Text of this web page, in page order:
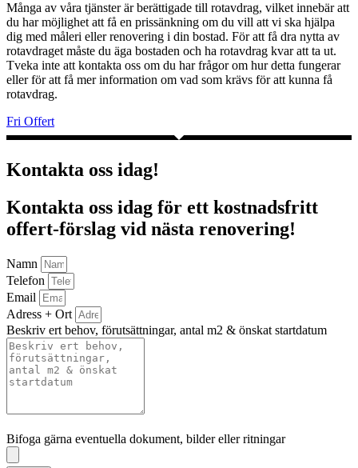
Många av våra tjänster är berättigade till rotavdrag, vilket innebär att
du har möjlighet att få en prissänkning om du vill att vi ska hjälpa
dig med måleri eller renovering i din bostad. För att få dra nytta av
rotavdraget måste du äga bostaden och ha rotavdrag kvar att ta ut.
Tveka inte att kontakta oss om du har frågor om hur detta fungerar
eller för att få mer information om vad som krävs för att kunna få
rotavdrag.
Fri Offert
Kontakta oss idag!
Kontakta oss idag för ett kostnadsfritt
offert-förslag vid nästa renovering!
Namn
Telefon
Email
Adress + Ort
Beskriv ert behov, förutsättningar, antal m2 & önskat startdatum
Bifoga gärna eventuella dokument, bilder eller ritningar